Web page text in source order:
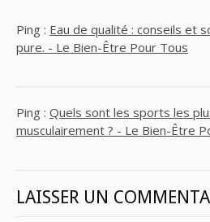
Ping : Eau de qualité : conseils et
pure. - Le Bien-Être Pour Tous
Ping : Quels sont les sports les
musculairement ? - Le Bien-Être
LAISSER UN